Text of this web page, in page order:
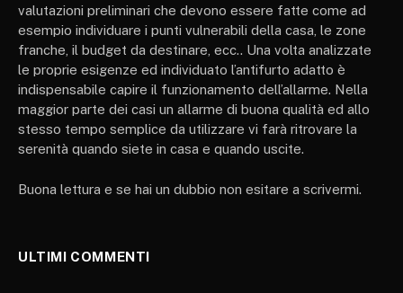
valutazioni preliminari che devono essere fatte come ad
esempio individuare i punti vulnerabili della casa, le zone
franche, il budget da destinare, ecc.. Una volta analizzate
le proprie esigenze ed individuato l’antifurto adatto è
indispensabile capire il funzionamento dell’allarme. Nella
maggior parte dei casi un allarme di buona qualità ed allo
stesso tempo semplice da utilizzare vi farà ritrovare la
serenità quando siete in casa e quando uscite.
Buona lettura e se hai un dubbio non esitare a scrivermi.
ULTIMI COMMENTI